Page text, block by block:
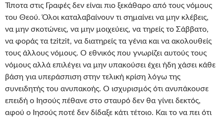
Τίποτα στις Γραφές δεν είναι πιο ξεκάθαρο από τους νόμους
του Θεού. Όλοι καταλαβαίνουν τι σημαίνει να μην κλέβεις,
να μην σκοτώνεις, να μην μοιχεύεις, να τηρείς το Σάββατο,
να φοράς τα tzitzit, να διατηρείς τα γένια και να ακολουθείς
τους άλλους νόμους. Ο εθνικός που γνωρίζει αυτούς τους
νόμους αλλά επιλέγει να μην υπακούσει έχει ήδη χάσει κάθε
βάση για υπεράσπιση στην τελική κρίση λόγω της
συνειδητής του ανυπακοής. Ο ισχυρισμός ότι ανυπάκουσε
επειδή ο Ιησούς πέθανε στο σταυρό δεν θα γίνει δεκτός,
αφού ο Ιησούς ποτέ δεν δίδαξε κάτι τέτοιο. Και το να πει ότι